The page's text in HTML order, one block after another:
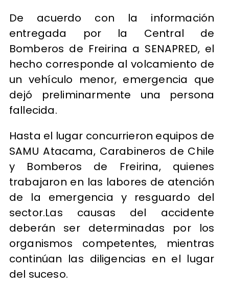
De acuerdo con la información
entregada por la Central de
Bomberos de Freirina a SENAPRED, el
hecho corresponde al volcamiento de
un vehículo menor, emergencia que
dejó preliminarmente una persona
fallecida.
Hasta el lugar concurrieron equipos de
SAMU Atacama, Carabineros de Chile
y Bomberos de Freirina, quienes
trabajaron en las labores de atención
de la emergencia y resguardo del
sector.Las causas del accidente
deberán ser determinadas por los
organismos competentes, mientras
continúan las diligencias en el lugar
del suceso.